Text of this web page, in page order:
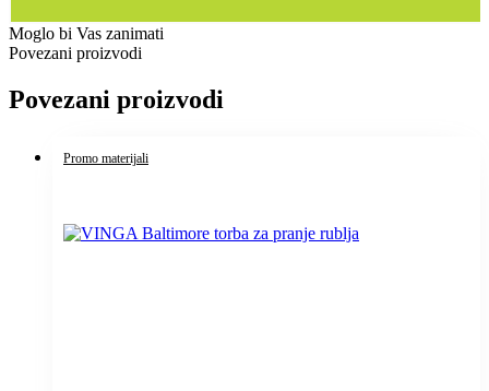
Moglo bi Vas zanimati
Povezani proizvodi
Povezani proizvodi
Promo materijali